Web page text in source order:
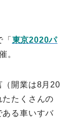
東京2020パ
。
（開業は8月20
たたくさんの
ある車いすバ